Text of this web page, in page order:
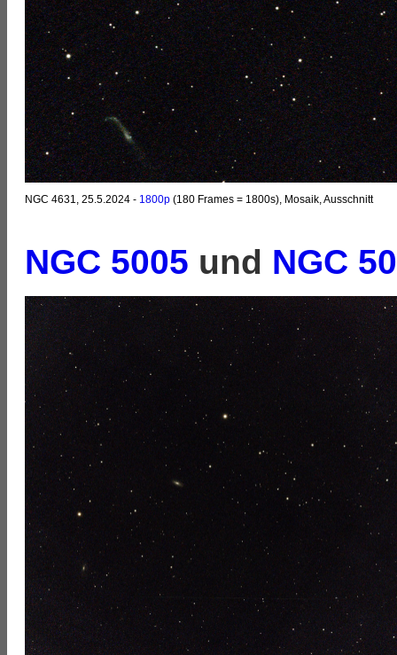
NGC 4631, 25.5.2024 - 1800p (180 Frames = 1800s), Mosaik, Ausschnitt
NGC 5005 und NGC